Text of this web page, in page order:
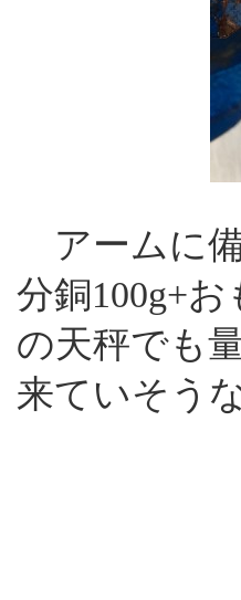
アームに
分銅100g+
の天秤でも
来ていそう